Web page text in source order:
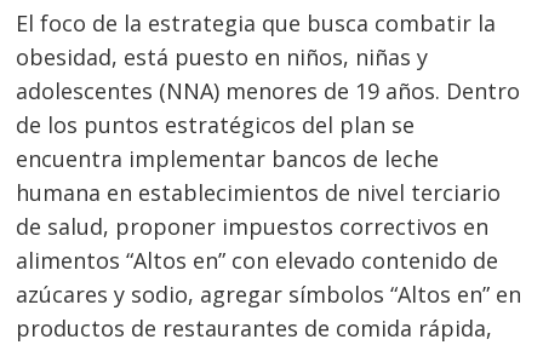
El foco de la estrategia que busca combatir la
obesidad, está puesto en niños, niñas y
adolescentes (NNA) menores de 19 años. Dentro
de los puntos estratégicos del plan se
encuentra implementar bancos de leche
humana en establecimientos de nivel terciario
de salud, proponer impuestos correctivos en
alimentos “Altos en” con elevado contenido de
azúcares y sodio, agregar símbolos “Altos en” en
productos de restaurantes de comida rápida,